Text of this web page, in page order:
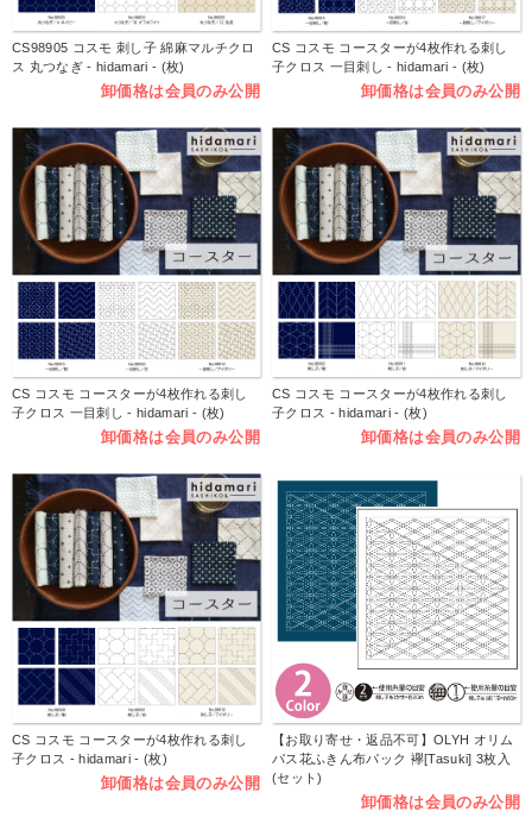
CS98905 コスモ 刺し子 綿麻マルチクロ
ス 丸つなぎ - hidamari - (枚)
卸価格は会員のみ公開
CS コスモ コースターが4枚作れる刺し
子クロス 一目刺し - hidamari - (枚)
卸価格は会員のみ公開
CS コスモ コースターが4枚作れる刺し
子クロス 一目刺し - hidamari - (枚)
卸価格は会員のみ公開
CS コスモ コースターが4枚作れる刺し
子クロス - hidamari - (枚)
卸価格は会員のみ公開
CS コスモ コースターが4枚作れる刺し
子クロス - hidamari - (枚)
卸価格は会員のみ公開
【お取り寄せ・返品不可】OLYH オリム
パス花ふきん布パック 襷[Tasuki] 3枚入
(セット)
卸価格は会員のみ公開